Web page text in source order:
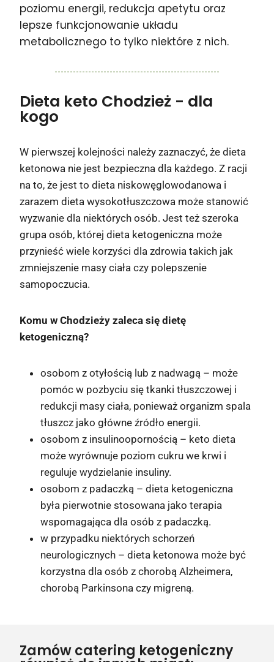
poziomu energii, redukcja apetytu oraz
lepsze funkcjonowanie układu
metabolicznego to tylko niektóre z nich.
Dieta keto Chodzież - dla
kogo
W pierwszej kolejności należy zaznaczyć, że dieta
ketonowa nie jest bezpieczna dla każdego. Z racji
na to, że jest to dieta niskowęglowodanowa i
zarazem dieta wysokotłuszczowa może stanowić
wyzwanie dla niektórych osób. Jest też szeroka
grupa osób, której dieta ketogeniczna może
przynieść wiele korzyści dla zdrowia takich jak
zmniejszenie masy ciała czy polepszenie
samopoczucia.
Komu w Chodzieży zaleca się dietę
ketogeniczną?
osobom z otyłością lub z nadwagą – może
pomóc w pozbyciu się tkanki tłuszczowej i
redukcji masy ciała, ponieważ organizm spala
tłuszcz jako główne źródło energii.
osobom z insulinoopornością – keto dieta
może wyrównuje poziom cukru we krwi i
reguluje wydzielanie insuliny.
osobom z padaczką – dieta ketogeniczna
była pierwotnie stosowana jako terapia
wspomagająca dla osób z padaczką.
w przypadku niektórych schorzeń
neurologicznych – dieta ketonowa może być
korzystna dla osób z chorobą Alzheimera,
chorobą Parkinsona czy migreną.
Zamów catering ketogeniczny